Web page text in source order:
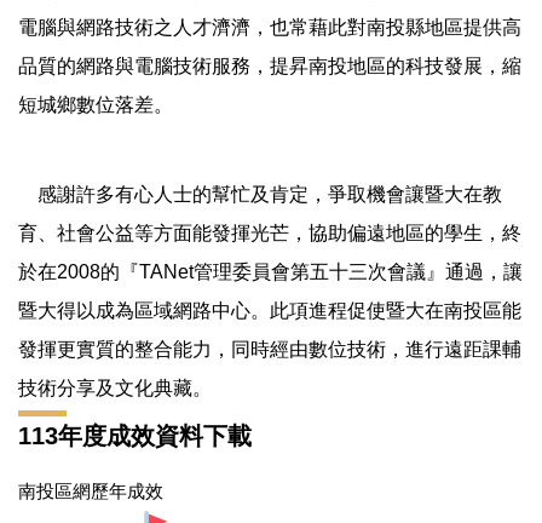
電腦與網路技術之人才濟濟，也常藉此對南投縣地區提供高
品質的網路與電腦技術服務，提昇南投地區的科技發展，縮
短城鄉數位落差。
感謝許多有心人士的幫忙及肯定，爭取機會讓暨大在教
育、社會公益等方面能發揮光芒，協助偏遠地區的學生，終
於在2008的『TANet管理委員會第五十三次會議』通過，讓
暨大得以成為區域網路中心。此項進程促使暨大在南投區能
發揮更實質的整合能力，同時經由數位技術，進行遠距課輔
技術分享及文化典藏。
113年度成效資料下載
南投區網歷年成效